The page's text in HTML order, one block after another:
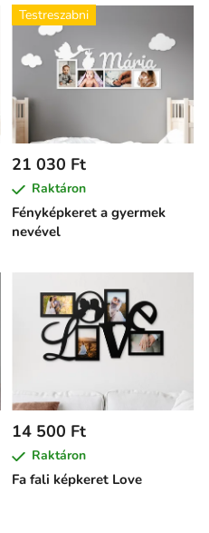
Testreszabni
Fényképkeret a gyermek
nevével
21 030 Ft
Raktáron
Fa fali képkeret Love
14 500 Ft
Raktáron